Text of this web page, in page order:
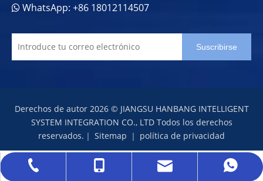
+86-527-84759333
+86-18012114507
sales@hobovar.com
+86 18012114507
 WhatsApp: +86 18012114507
Suscribirse
Derechos de autor 2026© JIANGSU HANBANG INTELLIGENT
SYSTEM INTEGRATION CO., LTD Todos los derechos
reservados.｜ Sitemap ｜ política de privacidad